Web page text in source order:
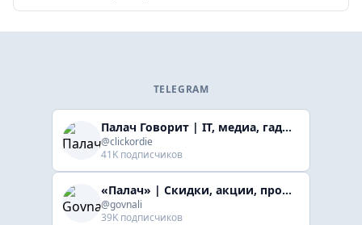
TELEGRAM
Палач Говорит | IT, медиа, гaджеты, скидки
@clickordie
41K подписчиков
«Палач» | Скидки, акции, промокоды
@govnali
39K подписчиков